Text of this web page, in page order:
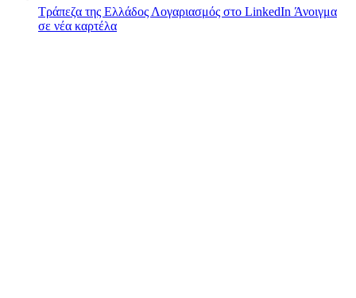
Τράπεζα της Ελλάδος Λογαριασμός στο LinkedIn Άνοιγμα
σε νέα καρτέλα